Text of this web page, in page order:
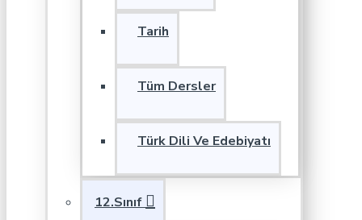
Tarih
Tüm Dersler
Türk Dili Ve Edebiyatı
12.Sınıf